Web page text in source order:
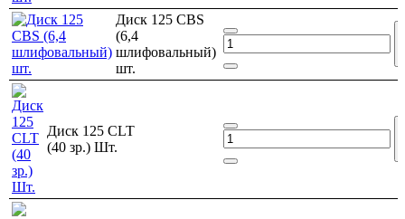
Диск 125 CBS
(6,4
шлифовальный)
шт.
Диск 125 CLT
(40 зр.) Шт.